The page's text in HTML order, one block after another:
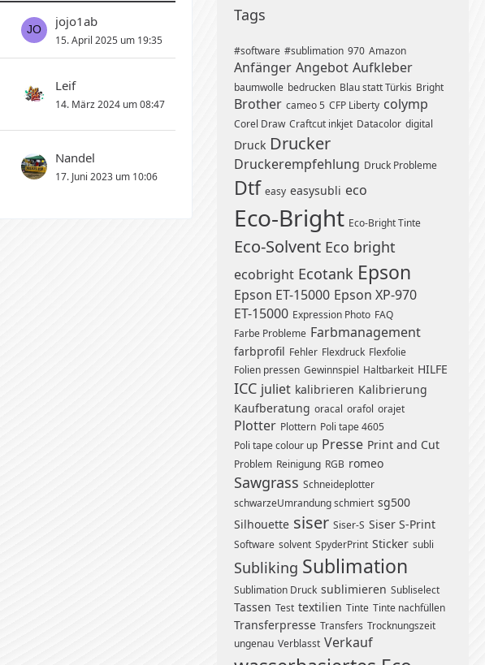
jojo1ab
15. April 2025 um 19:35
Leif
14. März 2024 um 08:47
Nandel
17. Juni 2023 um 10:06
Tags
#software #sublimation 970 Amazon
Anfänger Angebot Aufkleber
baumwolle bedrucken Blau statt Türkis Bright
Brother cameo 5 CFP Liberty colymp
Corel Draw Craftcut inkjet Datacolor digital
Druck Drucker
Druckerempfehlung Druck Probleme
Dtf easy easysubli eco
Eco-Bright Eco-Bright Tinte
Eco-Solvent Eco bright
ecobright Ecotank Epson
Epson ET-15000 Epson XP-970
ET-15000 Expression Photo FAQ
Farbe Probleme Farbmanagement
farbprofil Fehler Flexdruck Flexfolie
Folien pressen Gewinnspiel Haltbarkeit HILFE
ICC juliet kalibrieren Kalibrierung
Kaufberatung oracal orafol orajet
Plotter Plottern Poli tape 4605
Poli tape colour up Presse Print and Cut
Problem Reinigung RGB romeo
Sawgrass Schneideplotter
schwarzeUmrandung schmiert sg500
Silhouette siser Siser-S Siser S-Print
Software solvent SpyderPrint Sticker subli
Subliking Sublimation
Sublimation Druck sublimieren Subliselect
Tassen Test textilien Tinte Tinte nachfüllen
Transferpresse Transfers Trocknungszeit
ungenau Verblasst Verkauf